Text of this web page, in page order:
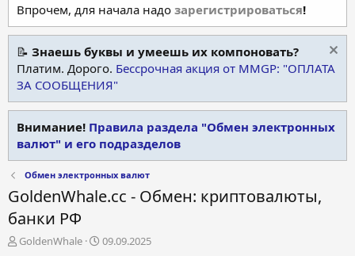
Впрочем, для начала надо зарегистрироваться!
📝 Знаешь буквы и умеешь их компоновать?
Платим. Дорого. Бессрочная акция от MMGP: "ОПЛАТА
ЗА СООБЩЕНИЯ"
Внимание! Правила раздела "Обмен электронных
валют" и его подразделов
Обмен электронных валют
GoldenWhale.cc - Обмен: криптовалюты,
банки РФ
А
GoldenWhale
Д
09.09.2025